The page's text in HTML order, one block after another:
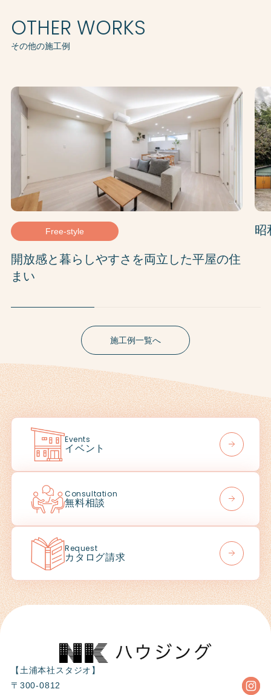
OTHER WORKS
その他の施工例
Free-style
開放感と暮らしやすさを両立した平屋の住
まい
昭
施工例一覧へ
Events
イベント
Consultation
無料相談
Request
カタログ請求
【土浦本社スタジオ】
〒300-0812